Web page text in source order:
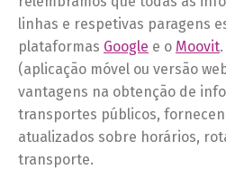
linhas e respetivas paragens
plataformas Google e o Moovit
(aplicação móvel ou versão
vantagens na obtenção de
transportes públicos,
atualizados sobre horários,
transporte.